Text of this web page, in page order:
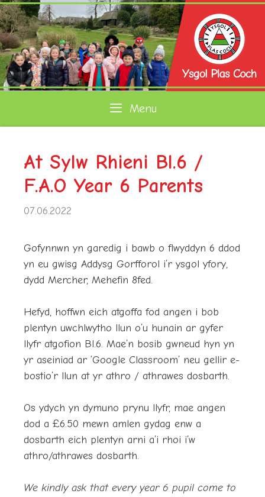
Skip
to
content
Menu
At Sylw Rhieni Bl.6 /
F.A.O Year 6 Parents
07.06.2022
Gofynnwn yn garedig i bawb o flwyddyn 6 ddod
yn eu gwisg Addysg Gorfforol i’r ysgol yfory,
dydd Mercher, Mehefin 8fed.
Hefyd, hoffwn eich atgoffa fod angen i bob
plentyn uwchlwytho llun o’u hunain ar gyfer
llyfr atgofion Bl.6. Mae’n bosib gwneud hyn yn
yr aseiniad ar ‘Google Classroom’ neu gellir e-
bostio’r llun at yr athro / athrawes dosbarth.
Os ydych yn dymuno prynu llyfr, mae angen
dod a £6.50 mewn amlen gydag enw a
dosbarth eich plentyn arni a’i rhoi i’w
athro/athrawes dosbarth.
We kindly ask that every year 6 pupil come to